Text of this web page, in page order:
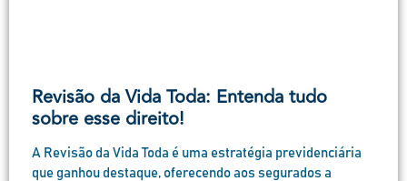
Revisão da Vida Toda: Entenda tudo
sobre esse direito!
A Revisão da Vida Toda é uma estratégia previdenciária
que ganhou destaque, oferecendo aos segurados a